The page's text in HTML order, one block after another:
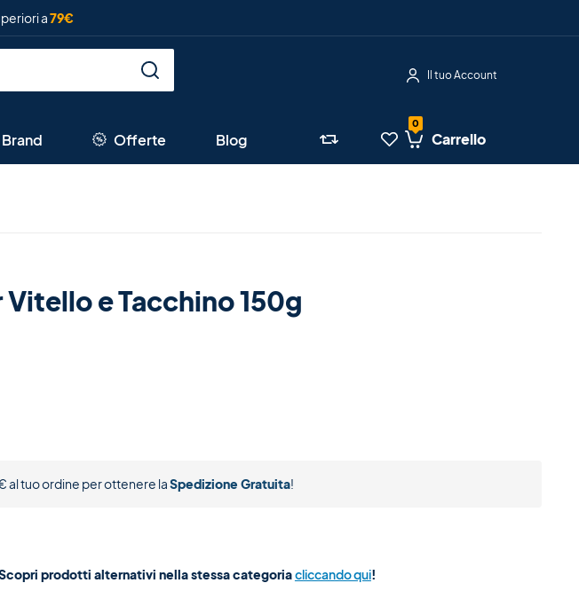
a79€
Il tuo Account
Brand Offerte Blog Carrello
Vitello e Tacchino 150g
al tuo ordine per ottenere laSpedizione Gratuita!
prodotti alternativi nella stessa categoriacliccando qui!